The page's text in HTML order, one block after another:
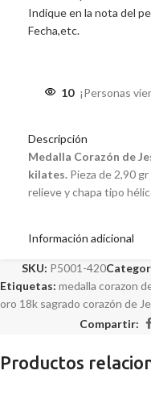
Indique en la nota del
Fecha,etc.
10 ¡Personas
Descripción
Medalla Corazón de
kilates. Pieza de 2,90
relieve y chapa tipo
Información adicional
SKU: P5001-420
Etiquetas: medalla corazon
oro 18k sagrado corazón de
Compartir:
Productos